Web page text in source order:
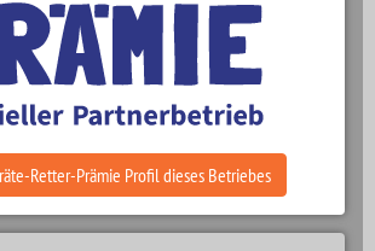
Retter-Prämie Profil dieses Betriebes